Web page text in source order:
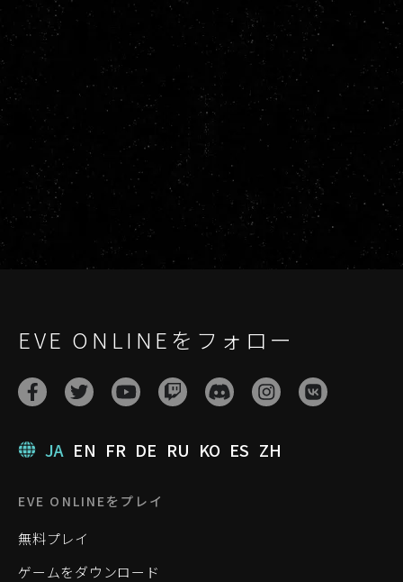
EVE ONLINEをフォロー
JA EN FR DE RU KO ES ZH
EVE ONLINEをプレイ
無料プレイ
ゲームをダウンロード